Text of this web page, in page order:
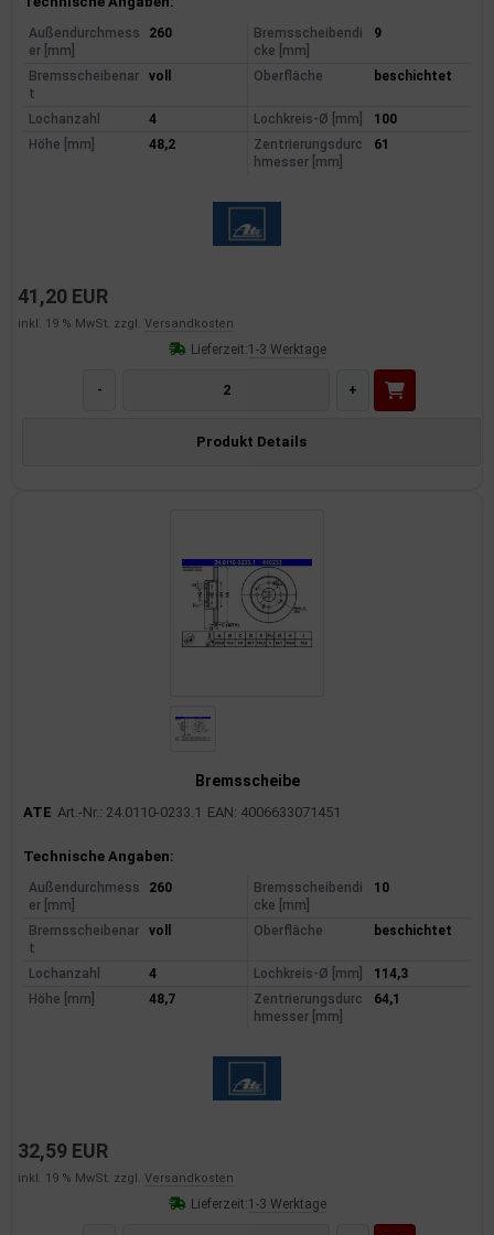
Außendurchmess
er [mm]
260
Bremsscheibendi
cke [mm]
9
Bremsscheibenar
t
voll Oberfläche beschichtet
Lochanzahl 4 Lochkreis-Ø [mm]
100
Höhe [mm]
48,2
Zentrierungsdurc
hmesser [mm]
61
41,20 EUR
inkl. 19 % MwSt. zzgl. Versandkosten
Lieferzeit:1-3 Werktage
- +
Produkt Details
Bremsscheibe
ATE Art.-Nr.: 24.0110-0233.1 EAN: 4006633071451
Produktinformationen
Technische Angaben:
Außendurchmess
er [mm]
260
Bremsscheibendi
cke [mm]
10
Bremsscheibenar
t
voll Oberfläche beschichtet
Lochanzahl 4 Lochkreis-Ø [mm]
114,3
Höhe [mm]
48,7
Zentrierungsdurc
hmesser [mm]
64,1
32,59 EUR
inkl. 19 % MwSt. zzgl. Versandkosten
Lieferzeit:1-3 Werktage
Verbrauchsmaterial